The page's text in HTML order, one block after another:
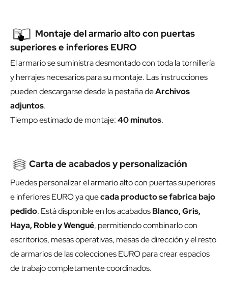
Montaje del armario alto con puertas
superiores e inferiores EURO
El armario se suministra desmontado con toda la tornillería
y herrajes necesarios para su montaje. Las instrucciones
pueden descargarse desde la pestaña deArchivos
adjuntos.
Tiempo estimado de montaje:40 minutos.
Carta de acabados y personalización
Puedes personalizar el armario alto con puertas superiores
e inferiores EURO ya quecada producto se fabrica bajo
pedido. Está disponible en los acabadosBlanco, Gris,
Haya, Roble y Wengué, permitiendo combinarlo con
escritorios, mesas operativas, mesas de dirección y el resto
de armarios de las colecciones EURO para crear espacios
de trabajo completamente coordinados.